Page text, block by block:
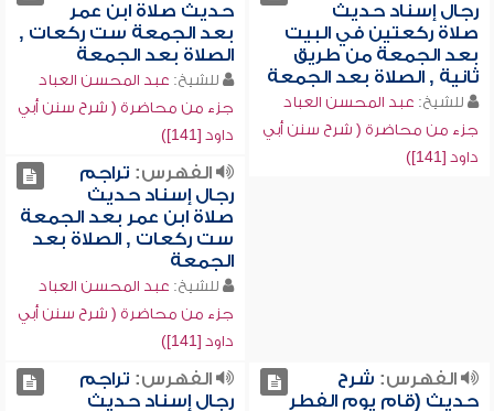
رجال إسناد حديث
صلاة ركعتين في البيت
بعد الجمعة من طريق
ثانية , الصلاة بعد الجمعة
للشيخ: عبد المحسن العباد
جزء من محاضرة ( شرح سنن أبي
داود [141])
حديث صلاة ابن عمر
بعد الجمعة ست ركعات ,
الصلاة بعد الجمعة
للشيخ: عبد المحسن العباد
جزء من محاضرة ( شرح سنن أبي
داود [141])
الفهرس: تراجم
رجال إسناد حديث
صلاة ابن عمر بعد الجمعة
ست ركعات , الصلاة بعد
الجمعة
للشيخ: عبد المحسن العباد
جزء من محاضرة ( شرح سنن أبي
داود [141])
الفهرس: شرح
حديث (قام يوم الفطر
الفهرس: تراجم
رجال إسناد حديث